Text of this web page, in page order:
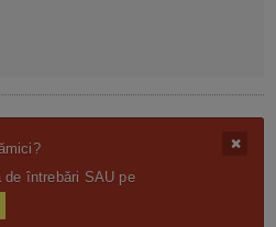
de întrebări SAU pe